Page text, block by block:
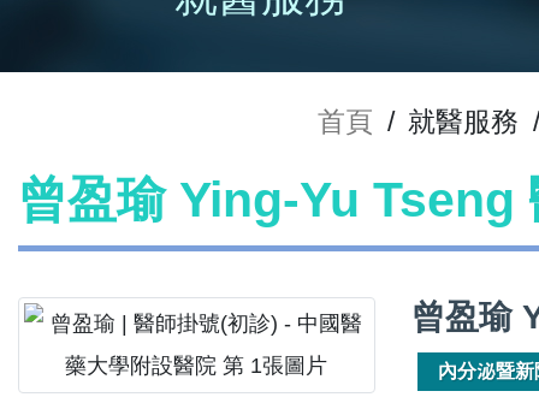
首頁 / 就醫服務 /
曾盈瑜 Ying-Yu Tseng
曾盈瑜
內分泌暨